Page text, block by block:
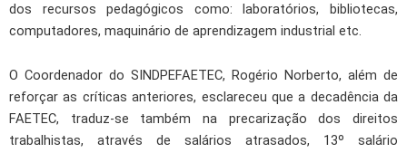
dos recursos pedagógicos como: laboratórios, bibliotecas,
computadores, maquinário de aprendizagem industrial etc.
O Coordenador do SINDPEFAETEC, Rogério Norberto, além de
reforçar as críticas anteriores, esclareceu que a decadência da
FAETEC, traduz-se também na precarização dos direitos
trabalhistas, através de salários atrasados, 13º salário